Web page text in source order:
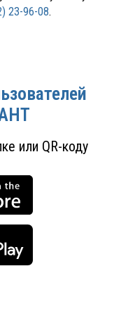
23-96-08.
или QR-коду